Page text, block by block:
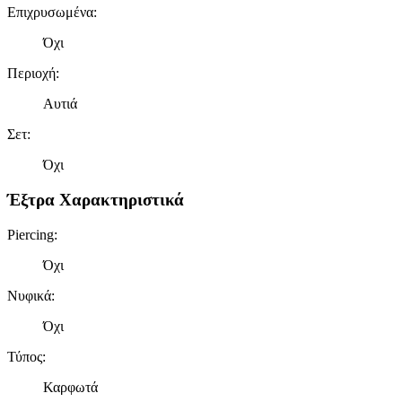
Επιχρυσωμένα:
Όχι
Περιοχή:
Αυτιά
Σετ:
Όχι
Έξτρα Χαρακτηριστικά
Piercing:
Όχι
Νυφικά:
Όχι
Τύπος:
Καρφωτά